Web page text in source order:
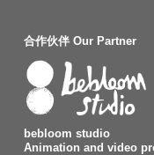
合作伙伴 Our Partner
bebloom studio
Animation and video